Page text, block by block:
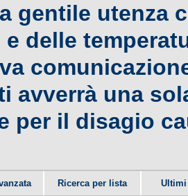
gentile utenza
delle
avverrà una
per il disagio
Ricerca per lista